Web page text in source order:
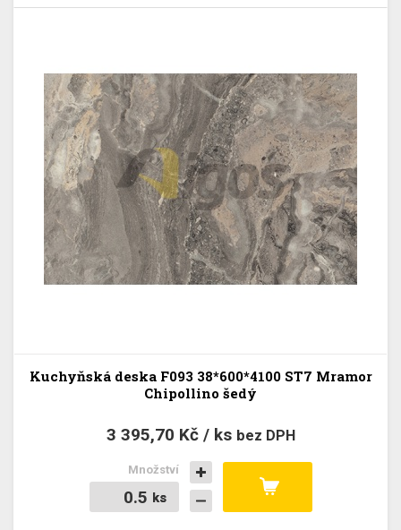
Kuchyňská deska F093 38*600*4100 ST7 Mramor
Chipollino šedý
3 395,70 Kč / ks bez DPH
ks
ks
Množství